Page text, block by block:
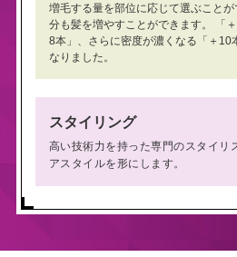
増毛する量を部位に応じて選ぶこと
分も髪を増やすことができます。 「
8本」、さらに密度が濃くなる「＋10
なりました。
スタイリング
高い技術力を持った専門のスタイリ
アスタイルを形にします。